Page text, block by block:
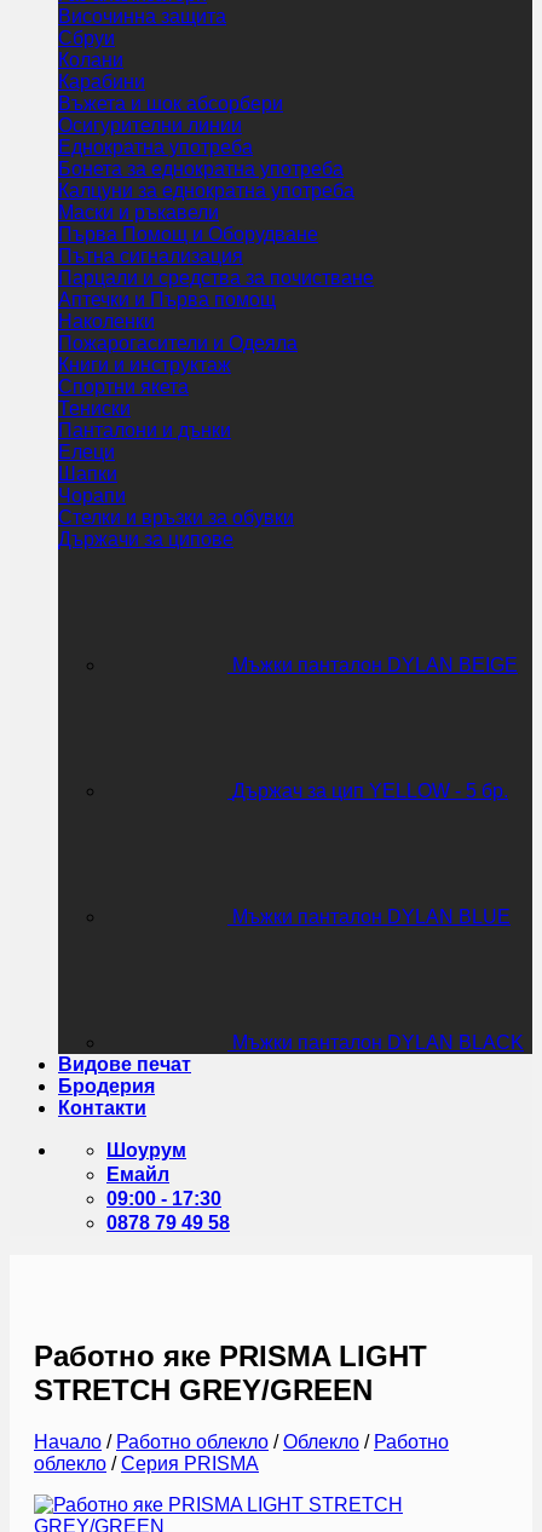
Височинна защита
Сбруи
Колани
Карабини
Въжета и шок абсорбери
Осигурителни линии
Еднократна употреба
Бонета за еднократна употреба
Калцуни за еднократна употреба
Маски и ръкавели
Първа Помощ и Оборудване
Пътна сигнализация
Парцали и средства за почистване
Аптечки и Първа помощ
Наколенки
Пожарогасители и Одеяла
Книги и инструктаж
Спортни якета
Тениски
Панталони и дънки
Елеци
Шапки
Чорапи
Стелки и връзки за обувки
Държачи за ципове
Мъжки панталон DYLAN BEIGE
Държач за цип YELLOW - 5 бр.
Мъжки панталон DYLAN BLUE
Мъжки панталон DYLAN BLACK
Видове печат
Бродерия
Контакти
Шоурум
Емайл
09:00 - 17:30
0878 79 49 58
Работно яке PRISMA LIGHT
STRETCH GREY/GREEN
Начало / Работно облекло / Облекло / Работно
облекло / Серия PRISMA